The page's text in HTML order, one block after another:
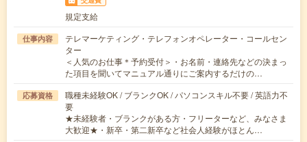
規定支給
仕事内容
テレマーケティング・テレフォンオペレーター・コールセン
ター
＜人気のお仕事＊予約受付＞・お名前・連絡先などの決まっ
た項目を聞いてマニュアル通りにご案内するだけの…
応募資格
職種未経験OK / ブランクOK / パソコンスキル不要 / 英語力不
要
★未経験者・ブランクがある方・フリーターなど、みなさま
大歓迎★・新卒・第二新卒など社会人経験がほとん…